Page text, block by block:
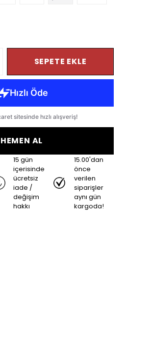
SEPETE EKLE
HEMEN AL
15 gün
içerisinde
ücretsiz
iade /
değişim
hakkı
15.00'dan
önce
verilen
siparişler
aynı gün
kargoda!